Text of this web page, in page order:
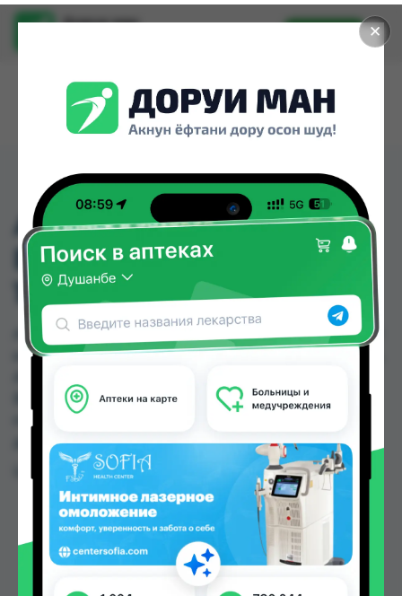
✕
Доруи ман
Установить
АКУЛИЙ ЖИР ГЕЛЬ-
БАЛЬЗАМ ДЛЯ ТЕЛА
125МЛ
АКУЛИЙ ЖИР ГЕЛЬ-БАЛЬЗАМ ДЛЯ ТЕЛА 125МЛ
можно купить или заказать в аптеках, Авиценна,
Вита, Аптека Нур (Nur), Аптека ЧДММ Мадад-57
других городах Таджикистана
Цена: от15.00 TJS